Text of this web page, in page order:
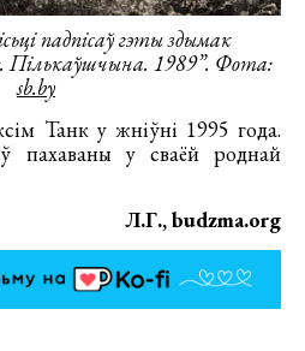
падпісаў гэты здымак
Пількаўшчына. 1989”. Фота:
sb.by
Танк у жніўні 1995 года.
пахаваны у сваёй роднай
Л.Г., budzma.org